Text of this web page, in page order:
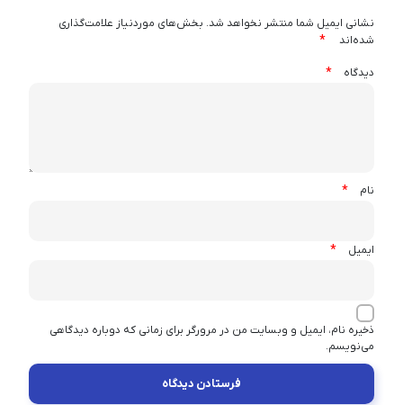
نشانی ایمیل شما منتشر نخواهد شد. بخش‌های موردنیاز علامت‌گذاری
شده‌اند
*
دیدگاه *
نام *
ایمیل *
ذخیره نام، ایمیل و وبسایت من در مرورگر برای زمانی که دوباره دیدگاهی
می‌نویسم.